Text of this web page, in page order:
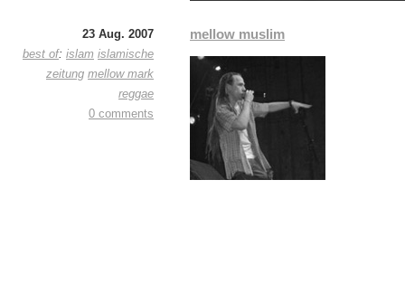
23 Aug. 2007
best of: islam islamische
zeitung mellow mark
reggae
0 comments
mellow muslim